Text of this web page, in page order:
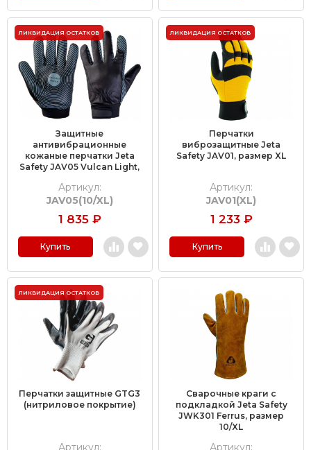
ЛИКВИДАЦИЯ ОСТАТКОВ
Защитные
антивибрационные
кожаные перчатки Jeta
Safety JAV05 Vulcan Light,
Артикул:
JAV05(10/XL)
1 835 ₽
Купить
ЛИКВИДАЦИЯ ОСТАТКОВ
Перчатки
виброзащитные Jeta
Safety JAV01, размер XL
Артикул:
JAV01(XL)
1 233 ₽
Купить
ЛИКВИДАЦИЯ ОСТАТКОВ
Перчатки защитные GTG3
(нитриловое покрытие)
Артикул:
Сварочные краги c
подкладкой Jeta Safety
JWK301 Ferrus, размер
10/XL
Артикул: